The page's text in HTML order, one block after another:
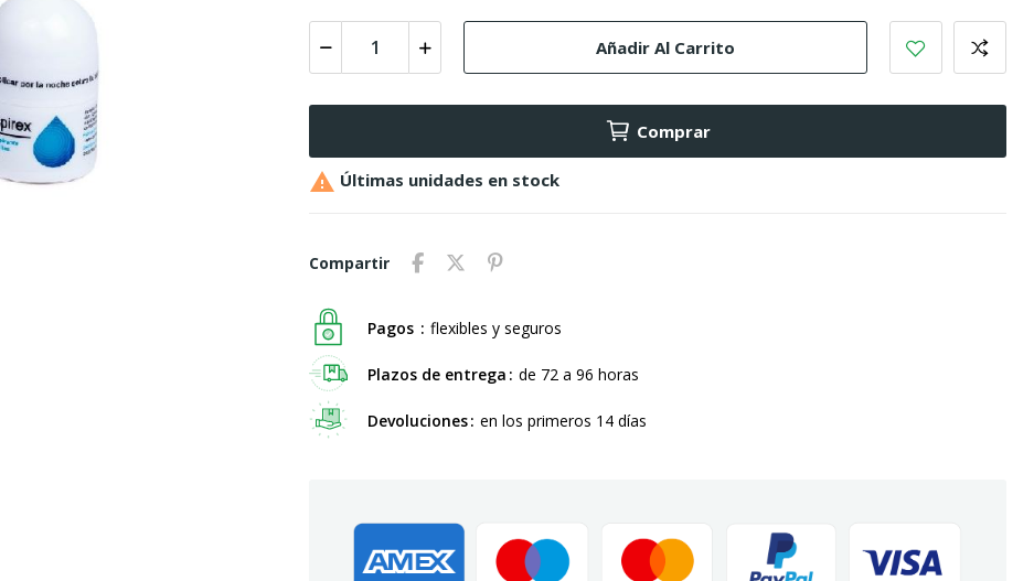
Añadir Al Carrito
Comprar
 Últimas unidades en stock
Compartir
Pagos flexibles y seguros
Plazos de entrega de 72 a 96 horas
Devoluciones en los primeros 14 días